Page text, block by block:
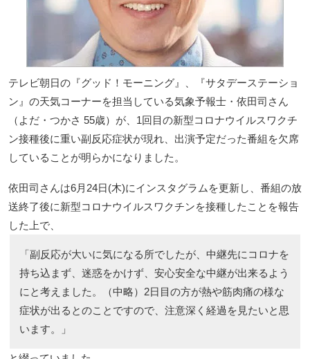
テレビ朝日の『グッド！モーニング』、『サタデーステーショ
ン』の天気コーナーを担当している気象予報士・依田司さん
（よだ・つかさ 55歳）が、1回目の新型コロナウイルスワクチ
ン接種後に重い副反応症状が現れ、出演予定だった番組を欠席
していることが明らかになりました。
依田司さんは6月24日(木)にインスタグラムを更新し、番組の放
送終了後に新型コロナウイルスワクチンを接種したことを報告
した上で、
「副反応が大いに気になる所でしたが、中継先にコロナを
持ち込まず、迷惑をかけず、安心安全な中継が出来るよう
にと考えました。（中略）2日目の方が熱や筋肉痛の様な
症状が出るとのことですので、注意深く経過を見たいと思
います。」